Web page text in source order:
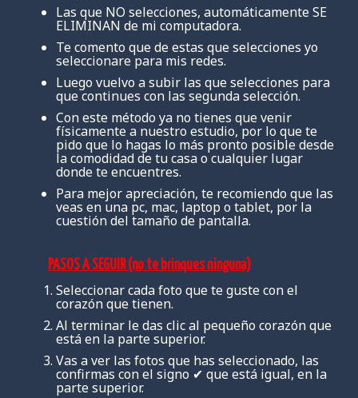
Las que NO selecciones, automáticamente SE
ELIMINAN de mi computadora.
Te comento que de estas que selecciones yo
seleccionare para mis redes.
Luego vuelvo a subir las que selecciones para
que continues con las segunda selección.
Con este método ya no tienes que venir
físicamente a nuestro estudio, por lo que te
pido que lo hagas lo más pronto posible desde
la comodidad de tu casa o cualquier lugar
donde te encuentres.
Para mejor apreciación, te recomiendo que las
veas en una pc, mac, laptop o tablet, por la
cuestión del tamaño de pantalla.
PASOS A SEGUIR (no te brinques ninguna)
Seleccionar cada foto que te guste con el
corazón que tienen.
Al terminar le das clic al pequeño corazón que
está en la parte superior.
Vas a ver las fotos que has seleccionado, las
confirmas con el signo ✔ que está igual, en la
parte superior.